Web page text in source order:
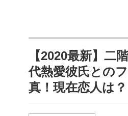
【2020最新】二
代熱愛彼氏との
真！現在恋人は？